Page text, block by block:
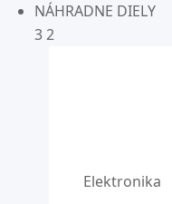
NÁHRADNE DIELY
3 2
Elektronika